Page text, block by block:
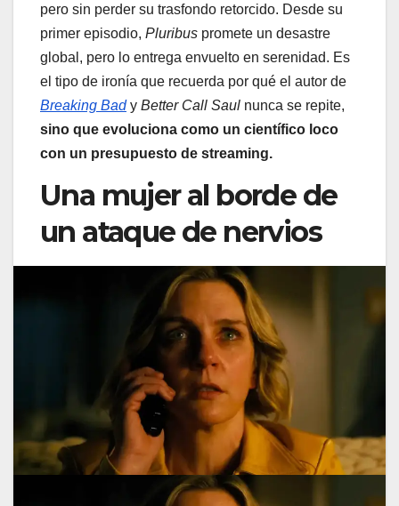
pero sin perder su trasfondo retorcido. Desde su
primer episodio, Pluribus promete un desastre
global, pero lo entrega envuelto en serenidad. Es
el tipo de ironía que recuerda por qué el autor de
Breaking Bady Better Call Saul nunca se repite,
sino que evoluciona como un científico loco
con un presupuesto de streaming.
Una mujer al borde de
un ataque de nervios